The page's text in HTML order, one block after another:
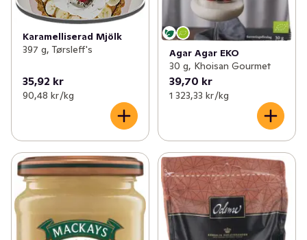
Karamelliserad Mjölk
397 g, Tørsleff's
35,92 kr
90,48 kr /kg
Agar Agar EKO
30 g, Khoisan Gourmet
39,70 kr
1 323,33 kr /kg